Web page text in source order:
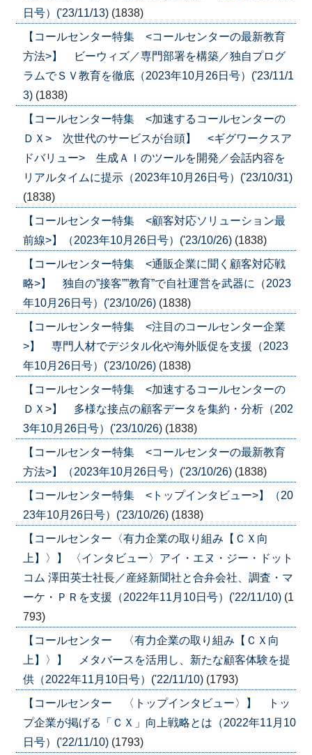
日号）('23/11/13) (1838)
【コールセンター特集 <コールセンターの最新教育
方法>】 ビーウィズ／専門部署を構築／独自プログ
ラムでＳＶ教育を徹底（2023年10月26日号）('23/11/1
3) (1838)
【コールセンター特集 <加速するコールセンターの
ＤＸ> 次世代のサービスが台頭】 <ギグワークスア
ドバリュー> 生成ＡＩのツールを開発／会話内容を
リアルタイムに提示（2023年10月26日号）('23/10/31)
(1838)
【コールセンター特集 <顧客対応ソリューション最
前線>】（2023年10月26日号）('23/10/26) (1838)
【コールセンター特集 <通販企業に聞く顧客対応戦
略>】 独自の”接客””教育”で自社運営を武器に（2023
年10月26日号）('23/10/26) (1838)
【コールセンター特集 <注目のコールセンター企業
>】 専門人材でデジタル化や海外販促を支援（2023
年10月26日号）('23/10/26) (1838)
【コールセンター特集 <加速するコールセンターの
ＤＸ>】 多様な接点の顧客データを集約・分析（202
3年10月26日号）('23/10/26) (1838)
【コールセンター特集 <コールセンターの最新教育
方法>】（2023年10月26日号）('23/10/26) (1838)
【コールセンター特集 <トップインタビュー>】（20
23年10月26日号）('23/10/26) (1838)
【コールセンター〈有力企業の取り組み【ＣＸ向
上】〉】 〈インタビュー〉アイ・エヌ・ジー・ドット
コム 澤田英士社長／産経新聞社と合弁会社、調査・マ
ーケ・ＰＲを支援（2022年11月10日号）('22/11/10) (1
793)
【コールセンター 〈有力企業の取り組み【ＣＸ向
上】〉】 メタバースを活用し、新たな顧客体験を提
供（2022年11月10日号）('22/11/10) (1793)
【コールセンター 〈トップインタビュー〉】 トッ
プ企業が掲げる「ＣＸ」向上戦略とは（2022年11月10
日号）('22/11/10) (1793)